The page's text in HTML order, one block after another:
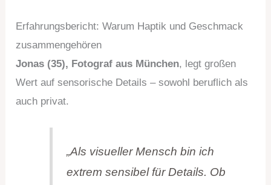
Erfahrungsbericht: Warum Haptik und Geschmack
zusammengehören
Jonas (35), Fotograf aus München, legt großen
Wert auf sensorische Details – sowohl beruflich als
auch privat.
„Als visueller Mensch bin ich
extrem sensibel für Details. Ob